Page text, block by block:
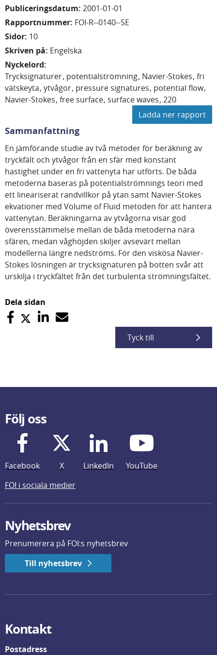
Publiceringsdatum: 2001-01-01
Rapportnummer: FOI-R--0140--SE
Sidor: 10
Skriven på: Engelska
Nyckelord:
Trycksignaturer potentialströmning Navier-Stokes fri
vätskeyta ytvågor pressure signatures potential flow
Navier-Stokes free surface surface waves 220
Ladda ner rapport
Sammanfattning
En jämförande studie av två metoder för beräkning av
tryckfält och ytvågor från en sfär med konstant
hastighet under en fri vattenyta har utförts. De båda
metoderna baseras på potentialströmnings teori med
ett lineariserat randvillkor på ytan samt Navier-Stokes
ekvationer med Volume of Fluid metoden för att hantera
vattenytan. Beräkningarna av ytvågorna visar god
överensstämmelse mellan de båda metoderna nära
sfären, medan våghöjden skiljer avsevärt mellan
modellerna längre nedströms. För den viskösa Navier-
Stokes lösningen är trycksignaturen på botten svår att
urskilja i tryckfältet från det turbulenta strömningsfältet.
Dela sidan
Tyck till
Följ oss
Facebook X LinkedIn
YouTube
FOI i sociala medier
Nyhetsbrev
Prenumerera på FOI:s nyhetsbrev
Till nyhetsbrev
Kontakt
Postadress